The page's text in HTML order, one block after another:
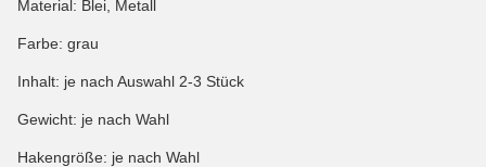
Material: Blei, Metall
Farbe: grau
Inhalt: je nach Auswahl 2-3 Stück
Gewicht: je nach Wahl
Hakengröße: je nach Wahl